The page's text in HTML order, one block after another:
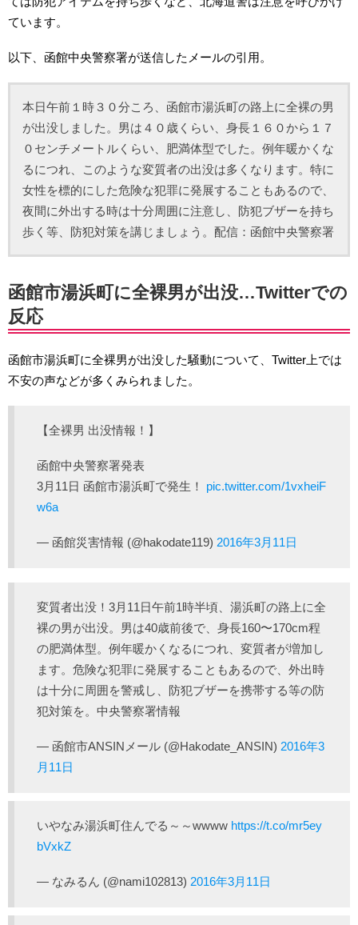
ています。
以下、函館中央警察署が送信したメールの引用。
本日午前１時３０分ころ、函館市湯浜町の路上に全裸の男
が出没しました。男は４０歳くらい、身長１６０から１７
０センチメートルくらい、肥満体型でした。例年暖かくな
るにつれ、このような変質者の出没は多くなります。特に
女性を標的にした危険な犯罪に発展することもあるので、
夜間に外出する時は十分周囲に注意し、防犯ブザーを持ち
歩く等、防犯対策を講じましょう。配信：函館中央警察署
函館市湯浜町に全裸男が出没…Twitterでの
反応
函館市湯浜町に全裸男が出没した騒動について、Twitter上では
不安の声などが多くみられました。
【全裸男 出没情報！】
函館中央警察署発表
3月11日 函館市湯浜町で発生！ pic.twitter.com/1vxheiF
w6a
— 函館災害情報 (@hakodate119) 2016年3月11日
変質者出没！3月11日午前1時半頃、湯浜町の路上に全
裸の男が出没。男は40歳前後で、身長160〜170cm程
の肥満体型。例年暖かくなるにつれ、変質者が増加し
ます。危険な犯罪に発展することもあるので、外出時
は十分に周囲を警戒し、防犯ブザーを携帯する等の防
犯対策を。中央警察署情報
— 函館市ANSINメール (@Hakodate_ANSIN) 2016年3
月11日
いやなみ湯浜町住んでる～～wwww https://t.co/mr5ey
bVxkZ
— なみるん (@nami102813) 2016年3月11日